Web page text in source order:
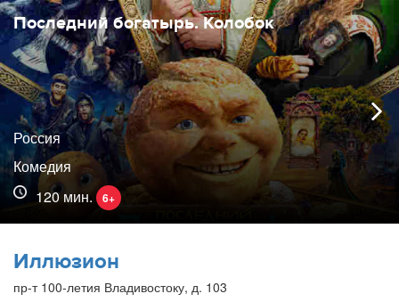
Последний богатырь. Колобок
Россия
Комедия
120 мин.
6+
Иллюзион
пр-т 100-летия Владивостоку, д. 103